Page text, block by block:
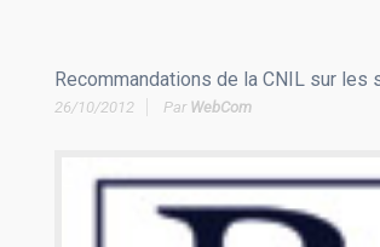
Recommandations de la CNIL sur les
26/10/2012 Par WebCom